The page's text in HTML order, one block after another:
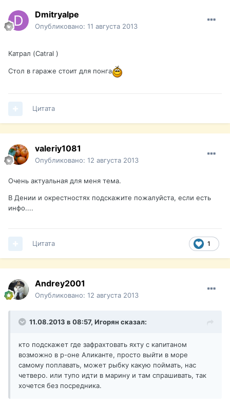
Dmitryalpe
Опубликовано: 11 августа 2013
Катрал (Catral )
Стол в гараже стоит для понга
Цитата
valeriy1081
Опубликовано: 12 августа 2013
Очень актуальная для меня тема.
В Дении и окрестностях подскажите пожалуйста, если есть
инфо....
1
Цитата
Andrey2001
Опубликовано: 12 августа 2013
11.08.2013 в 08:57, Игорян сказал:
кто подскажет где зафрахтовать яхту с капитаном
возможно в р-оне Аликанте, просто выйти в море
самому поплавать, может рыбку какую поймать, нас
четверо. или тупо идти в марину и там спрашивать, так
хочется без посредника.